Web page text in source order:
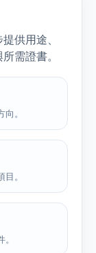
供用途、
需證書。
。
。